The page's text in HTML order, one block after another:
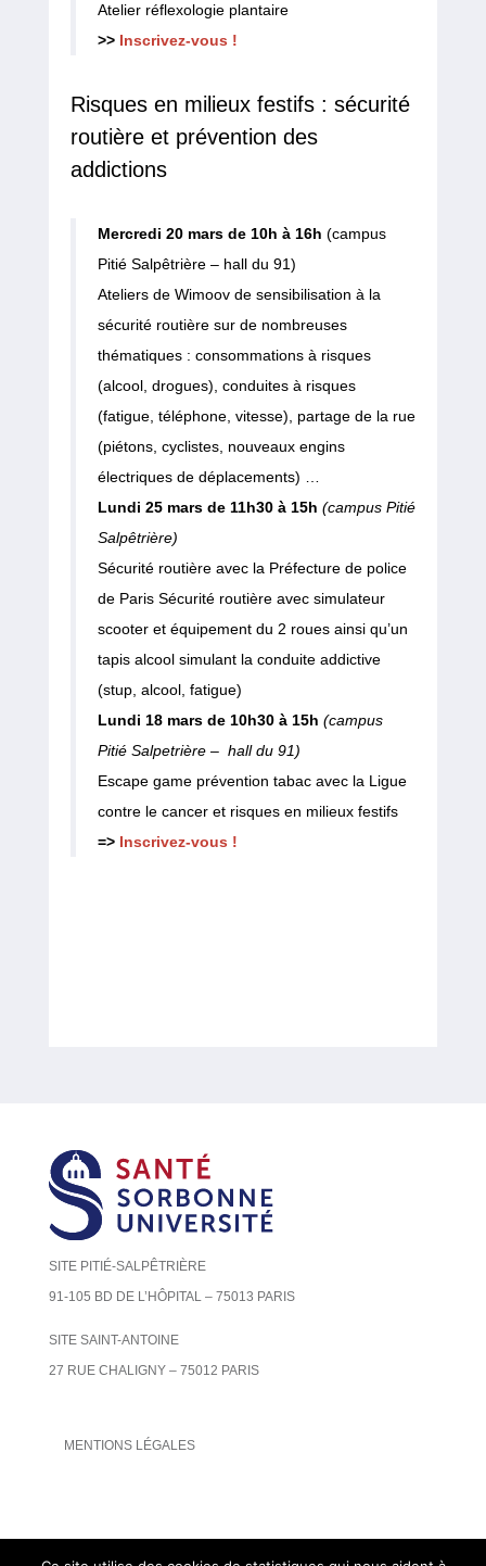
Atelier réflexologie plantaire
>> Inscrivez-vous !
Risques en milieux festifs : sécurité
routière et prévention des
addictions
Mercredi 20 mars de 10h à 16h (campus
Pitié Salpêtrière – hall du 91)
Ateliers de Wimoov de sensibilisation à la
sécurité routière sur de nombreuses
thématiques : consommations à risques
(alcool, drogues), conduites à risques
(fatigue, téléphone, vitesse), partage de la rue
(piétons, cyclistes, nouveaux engins
électriques de déplacements) …
Lundi 25 mars de 11h30 à 15h (campus Pitié
Salpêtrière)
Sécurité routière avec la Préfecture de police
de Paris Sécurité routière avec simulateur
scooter et équipement du 2 roues ainsi qu’un
tapis alcool simulant la conduite addictive
(stup, alcool, fatigue)
Lundi 18 mars de 10h30 à 15h (campus
Pitié Salpetrière – hall du 91)
Escape game prévention tabac avec la Ligue
contre le cancer et risques en milieux festifs
=> Inscrivez-vous !
SITE PITIÉ-SALPÊTRIÈRE
91-105 BD DE L’HÔPITAL – 75013 PARIS
SITE SAINT-ANTOINE
27 RUE CHALIGNY – 75012 PARIS
MENTIONS LÉGALES